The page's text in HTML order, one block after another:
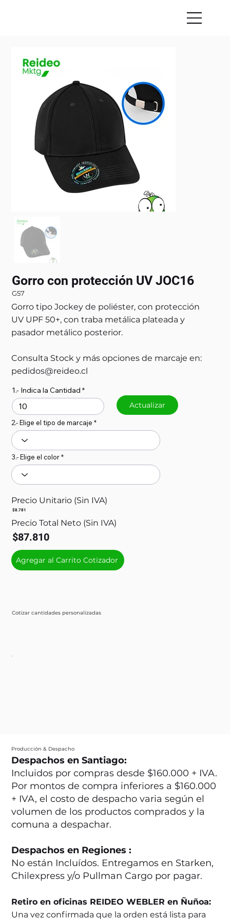
Gorro con protección UV JOC16
G57
Gorro tipo Jockey de poliéster, con protección
UV UPF 50+, con traba metálica plateada y
pasador metálico posterior.
Consulta Stock y más opciones de marcaje en:
pedidos@reideo.cl
Cotizar cantidades personalizadas
1.- Indica la Cantidad
Actualizar
2.- Elige el tipo de marcaje
3.- Elige el color
Precio Unitario (Sin IVA)
$8.781
Precio Total Neto (Sin IVA)
$87.810
Agregar al Carrito Cotizador
Producción & Despacho
Despachos en Santiago:
Incluidos por compras desde $160.000 + IVA.
Por montos de compra inferiores a $160.000
+ IVA, el costo de despacho varia según el
volumen de los productos comprados y la
comuna a despachar.
Despachos en Regiones :
No están Incluídos. Entregamos en Starken,
Chilexpress y/o Pullman Cargo por pagar.
Retiro en oficinas REIDEO WEBLER en Ñuñoa:
Una vez confirmada que la orden está lista para